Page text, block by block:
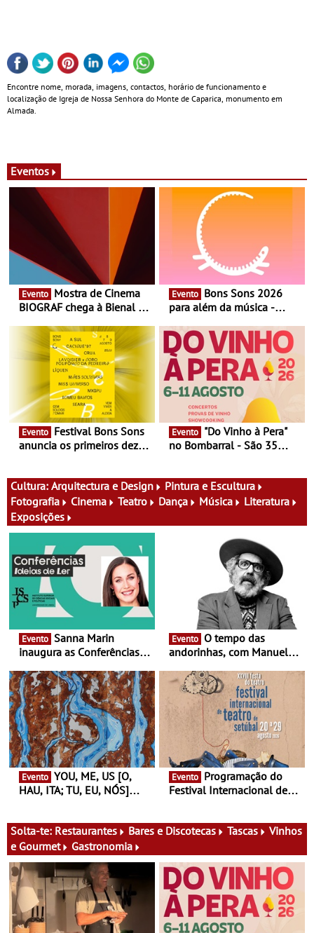
Encontre nome, morada, imagens, contactos, horário de funcionamento e
localização de Igreja de Nossa Senhora do Monte de Caparica, monumento em
Almada.
Eventos
Evento
BIOGRAF chega à Bienal de
Documentário, ensaio
fílmico e práticas artísticas
Evento
para além da música -
percursos, oficinas,
atividades para toda a
família e muito mais
Evento
anuncia os primeiros dez
Evento
no Bombarral - São 35
experiências
Cultura: Arquitectura e Design
Pintura e Escultura
Fotografia
Cinema Teatro Dança Música
Literatura
Exposições
Evento
inaugura as Conferências
Antiga primeira-ministra da
Finlândia é a convidada da
primeira edição do novo
ciclo de debates dedicado
aos grandes temas do
nosso tempo
Evento
andorinhas, com Manuel
Atum - Concerto
performance na MAAT
Gallery a 3 de Setembro,
19:30
Evento
HAU, ITA; TU, EU, NÓS]
13 de Dezembro
Evento
Festival Internacional de
29 de Agosto
Solta-te: Restaurantes Bares e Discotecas Tascas
Vinhos
e Gourmet
Gastronomia